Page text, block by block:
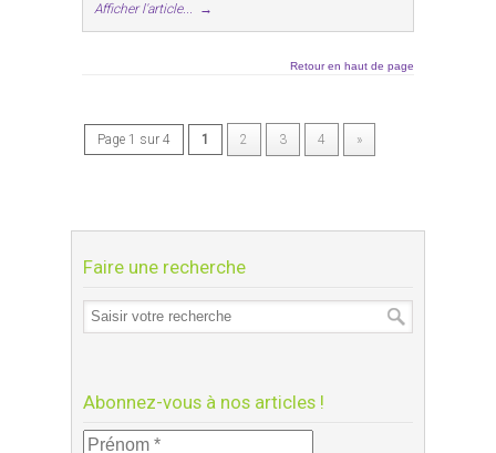
Afficher l'article... →
Retour en haut de page
Page 1 sur 4 1 2 3 4 »
Faire une recherche
Abonnez-vous à nos articles !